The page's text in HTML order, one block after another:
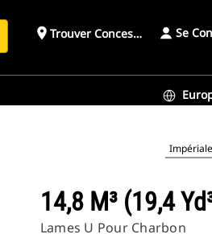
place Trouver ConcessionnaireSe
14,8 M³ (19,4
Lames U Pour Charbon